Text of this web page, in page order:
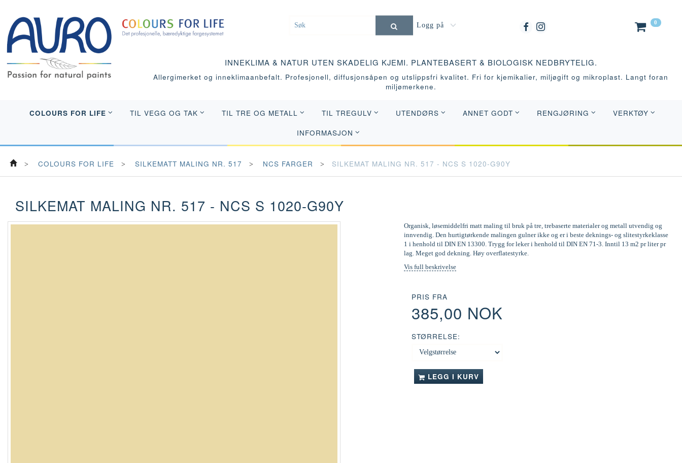
0
Logg på
INNEKLIMA & NATUR UTEN SKADELIG KJEMI. PLANTEBASERT & BIOLOGISK NEDBRYTELIG.
Allergimerket og inneklimaanbefalt. Profesjonell, diffusjonsåpen og utslippsfri kvalitet. Fri for kjemikalier, miljøgift og mikroplast. Langt foran
miljømerkene.
COLOURS FOR LIFE TIL VEGG OG TAK TIL TRE OG METALL TIL TREGULV UTENDØRS ANNET GODT RENGJØRING VERKTØY
INFORMASJON
COLOURS FOR LIFE SILKEMATT MALING NR. 517 NCS FARGER SILKEMAT MALING NR. 517 - NCS S 1020-G90Y
SILKEMAT MALING NR. 517 - NCS S 1020-G90Y
Organisk, løsemiddelfri matt maling til bruk på tre, trebaserte materialer og metall utvendig og
innvendig. Den hurtigtørkende malingen gulner ikke og er i beste deknings- og slitestyrkeklasse
1 i henhold til DIN EN 13300. Trygg for leker i henhold til DIN EN 71-3. Inntil 13 m2 pr liter pr
lag. Meget god dekning. Høy overflatestyrke.
Vis full beskrivelse
PRIS FRA
385,00 NOK
STØRRELSE:
LEGG I KURV